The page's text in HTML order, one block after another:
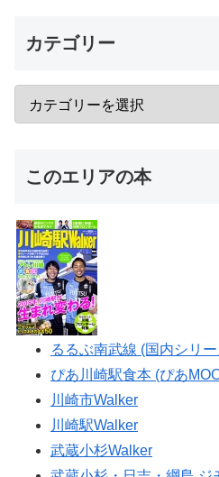
カテゴリー
このエリアの本
るるぶ南武線 (国内シリ
ぴあ川崎駅食本 (ぴあ
川崎市Walker
川崎駅Walker
武蔵小杉Walker